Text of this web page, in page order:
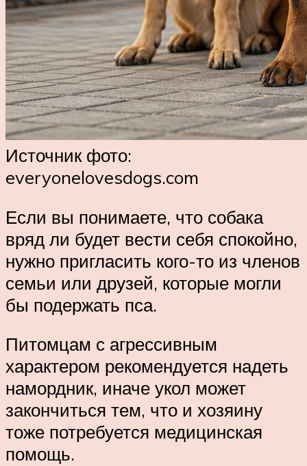
Источник фото:
everyonelovesdogs.com
Если вы понимаете, что собака
вряд ли будет вести себя спокойно,
нужно пригласить кого-то из членов
семьи или друзей, которые могли
бы подержать пса.
Питомцам с агрессивным
характером рекомендуется надеть
намордник, иначе укол может
закончиться тем, что и хозяину
тоже потребуется медицинская
помощь.